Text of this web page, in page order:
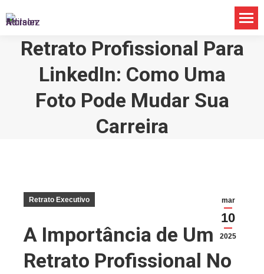
Retrato Profissional Para
LinkedIn: Como Uma
Foto Pode Mudar Sua
Carreira
mar
10
2025
Retrato Executivo
A Importância de Um
Retrato Profissional No